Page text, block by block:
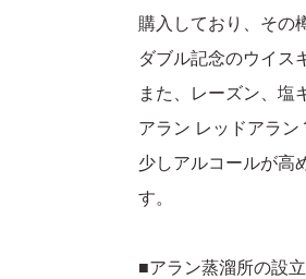
購入しており、その
ダブル記念のウイス
また、レーズン、塩
アラン レッドアラン
少しアルコールが高
す。
■アラン蒸溜所の設